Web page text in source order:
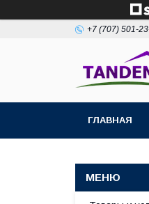
+7 (707) 501-
ГЛАВНАЯ